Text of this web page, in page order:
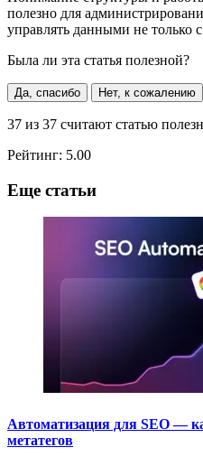
полезно для
управлять данными не только
Была ли эта статья полезной?
Да, спасибо Нет, к сожалению
37 из 37 считают статью
Рейтинг: 5.00
Еще статьи
Автоматизация для SEO —
метатегов